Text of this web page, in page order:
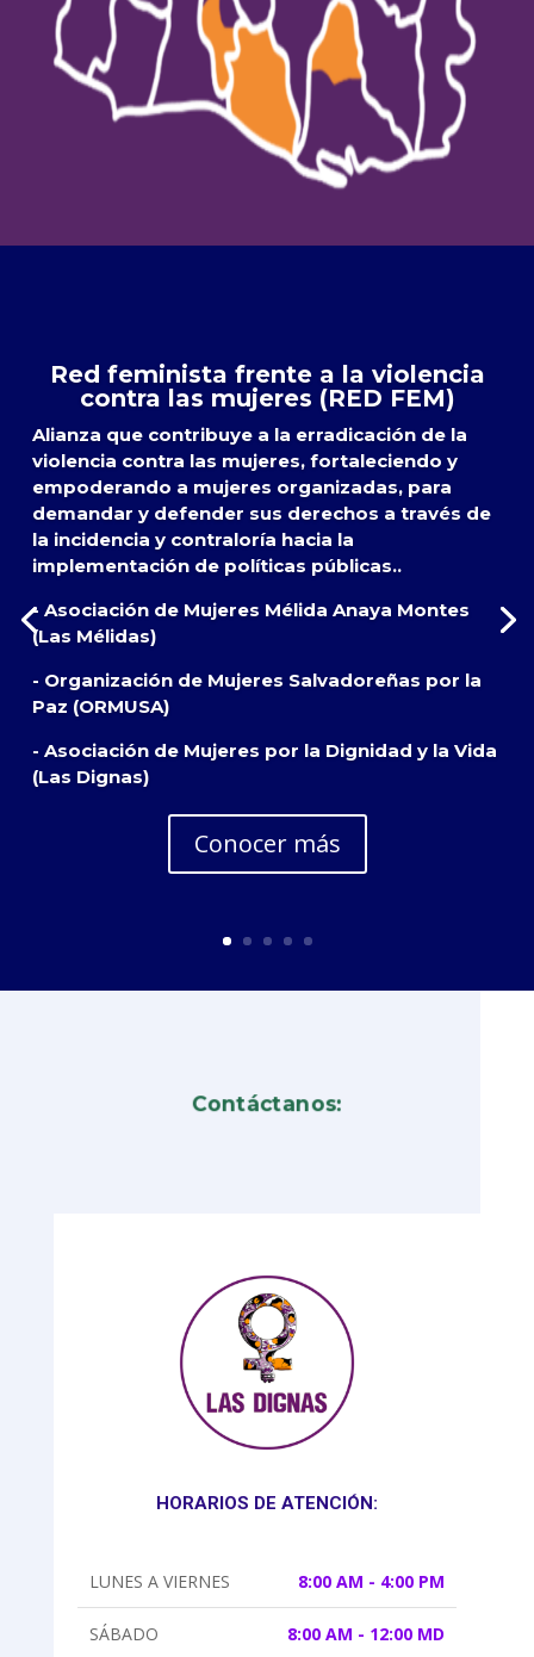
Red feminista frente a la violencia
contra las mujeres (RED FEM)
Alianza que contribuye a la erradicación de la
violencia contra las mujeres, fortaleciendo y
empoderando a mujeres organizadas, para
demandar y defender sus derechos a través de
la incidencia y contraloría hacia la
implementación de políticas públicas..
- Asociación de Mujeres Mélida Anaya Montes
(Las Mélidas)
- Organización de Mujeres Salvadoreñas por la
Paz (ORMUSA)
- Asociación de Mujeres por la Dignidad y la Vida
(Las Dignas)
Conocer más
Contáctanos:
HORARIOS DE ATENCIÓN:
LUNES A VIERNES 8:00 AM - 4:00 PM
SÁBADO 8:00 AM - 12:00 MD